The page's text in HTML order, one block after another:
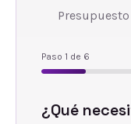
Paso 1 de 6
¿Qué